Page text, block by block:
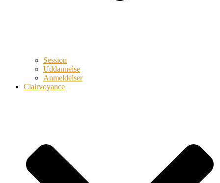
Session
Uddannelse
Anmeldelser
Clairvoyance